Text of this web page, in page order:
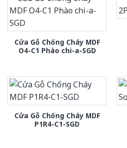
Cửa Gỗ Chống Cháy MDF
O4-C1 Phào chi-a-SGD
Cửa Gỗ Chống Cháy MDF
P1R4-C1-SGD